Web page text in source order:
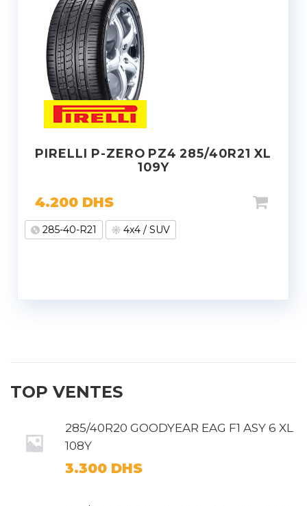
PIRELLI P-ZERO PZ4 285/40R21 XL
109Y
4.200 DHS
285-40-R21 4x4 / SUV
TOP VENTES
285/40R20 GOODYEAR EAG F1 ASY 6 XL
108Y
3.300 DHS